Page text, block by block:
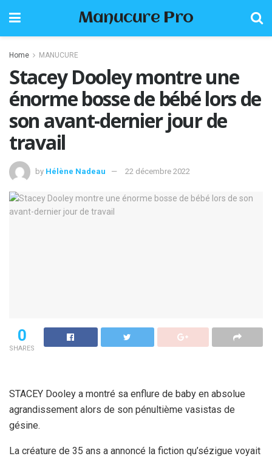
Manucure Pro
Home MANUCURE
Stacey Dooley montre une
énorme bosse de bébé lors de
son avant-dernier jour de
travail
by Hélène Nadeau 22 décembre 2022
0
SHARES
STACEY Dooley a montré sa enflure de baby en absolue
agrandissement alors de son pénultième vasistas de
gésine.
La créature de 35 ans a annoncé la fiction qu’sézigue voyait